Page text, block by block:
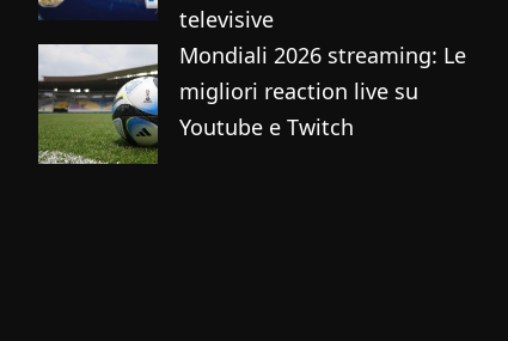
televisive
Mondiali 2026 streaming: Le
migliori reaction live su
Youtube e Twitch